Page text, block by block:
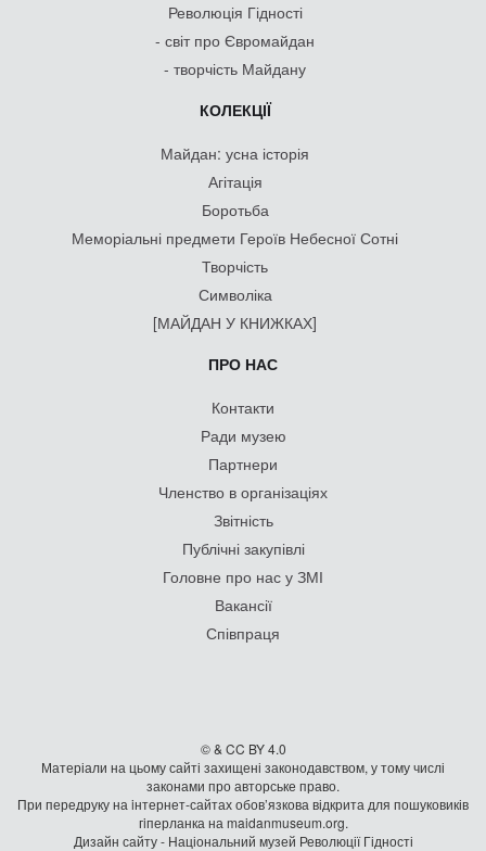
Революція Гідності
- світ про Євромайдан
- творчість Майдану
КОЛЕКЦІЇ
Майдан: усна історія
Агітація
Боротьба
Меморіальні предмети Героїв Небесної Сотні
Творчість
Символіка
[МАЙДАН У КНИЖКАХ]
ПРО НАС
Контакти
Ради музею
Партнери
Членство в організаціях
Звітність
Публічні закупівлі
Головне про нас у ЗМІ
Вакансії
Співпраця
© & CC BY 4.0
Матеріали на цьому сайті захищені законодавством, у тому числі
законами про авторське право.
При передруку на iнтернет-сайтах обов’язкова відкрита для пошуковиків
гiперланка на maidanmuseum.org.
Дизайн сайту - Національний музей Революції Гідності